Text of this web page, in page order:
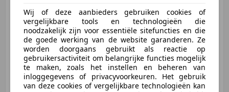
€ 21.944
02/2020 70.916 km Benzine
110 kW (150 PK)
Wij of deze aanbieders gebruiken cookies of
vergelijkbare tools en technologieën die
noodzakelijk zijn voor essentiële sitefuncties en die
de goede werking van de website garanderen. Ze
worden doorgaans gebruikt als reactie op
gebruikersactiviteit om belangrijke functies mogelijk
te maken, zoals het instellen en beheren van
inloggegevens of privacyvoorkeuren. Het gebruik
van deze cookies of vergelijkbare technologieën kan